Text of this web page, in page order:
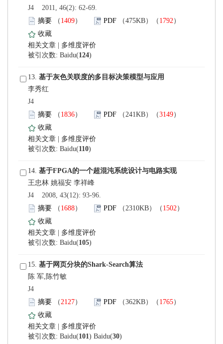
J4 2011, 46(2): 62-69.
）
）
|
)
13.
李秀红
J4
）
）
|
)
14.
J4 2008, 43(12): 93-96.
）
）
|
)
15.
陈 军,陈竹敏
J4
）
）
|
)